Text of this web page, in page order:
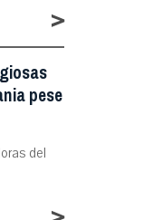
>
pese
del